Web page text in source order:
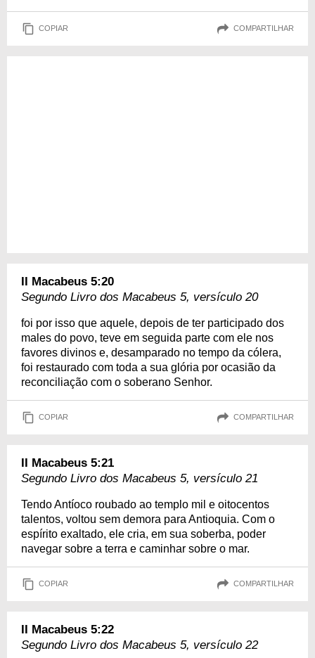
COPIAR COMPARTILHAR
II Macabeus 5:20
Segundo Livro dos Macabeus 5, versículo 20
foi por isso que aquele, depois de ter participado dos
males do povo, teve em seguida parte com ele nos
favores divinos e, desamparado no tempo da cólera,
foi restaurado com toda a sua glória por ocasião da
reconciliação com o soberano Senhor.
COPIAR COMPARTILHAR
II Macabeus 5:21
Segundo Livro dos Macabeus 5, versículo 21
Tendo Antíoco roubado ao templo mil e oitocentos
talentos, voltou sem demora para Antioquia. Com o
espírito exaltado, ele cria, em sua soberba, poder
navegar sobre a terra e caminhar sobre o mar.
COPIAR COMPARTILHAR
II Macabeus 5:22
Segundo Livro dos Macabeus 5, versículo 22